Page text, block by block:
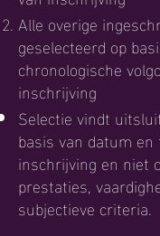
Alle overige
geselecteerd op
chronologische
inschrijving
Selectie vindt
basis van datum
inschrijving en niet
prestaties,
subjectieve criteria.